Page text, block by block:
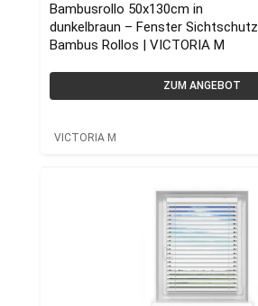
Bambusrollo 50x130cm in
dunkelbraun – Fenster Sichtschutz
Bambus Rollos | VICTORIA M
ZUM ANGEBOT
VICTORIA M